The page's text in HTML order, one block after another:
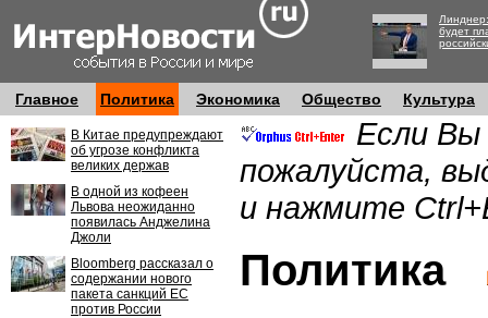
будет
Главное Политика Экономика Общество Культура
В Китае предупреждают
об угрозе конфликта
великих держав
В одной из кофеен
Львова неожиданно
появилась Анджелина
Джоли
Bloomberg рассказал о
содержании нового
пакета санкций ЕС
против России
Если Вы
пожалуйста,
и нажмите
Политика